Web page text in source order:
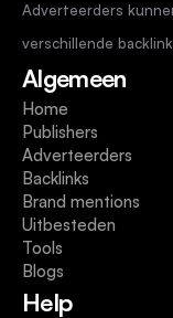
Adverteerders
verschillende
Algemeen
Home
Publishers
Adverteerders
Backlinks
Brand mentions
Uitbesteden
Tools
Blogs
Help